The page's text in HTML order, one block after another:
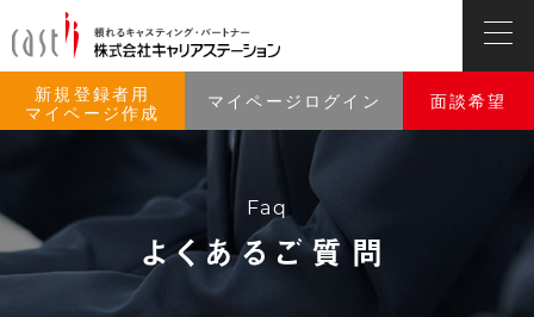
新規登録者用
マイページ作成
マイページログイン 面談希望
Faq
よくあるご質問